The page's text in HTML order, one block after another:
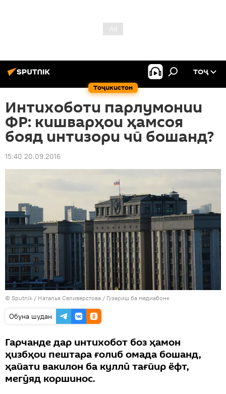
Тоҷикистон
ТОҶ
Интихоботи парлумонии
ФР: кишварҳои ҳамсоя
бояд интизори чӣ бошанд?
15:40 20.09.2016
© Sputnik / Наталья Селиверстова / Гузариш ба медиабонк
Обуна шудан
Гарчанде дар интихобот боз ҳамон
ҳизбҳои пештара ғолиб омада бошанд,
ҳайати вакилон ба куллӣ тағйир ёфт,
мегӯяд коршинос.